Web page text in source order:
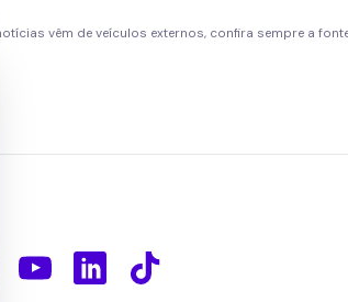
vêm de veículos externos, confira sempre a